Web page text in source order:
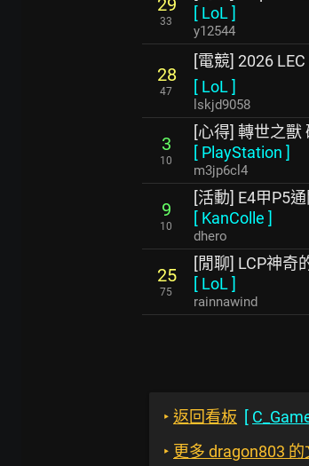
29
33
[ LoL ]
y12544
28
47
[電競] 2026
[ LoL ]
lskjd9058
3
10
[心得] 轉世之獸
[ PlayStation ]
m3jp6cl4
9
10
[活動] E4甲P5
[ KanColle ]
dhero
25
75
[閒聊] LCP神奇
[ LoL ]
rainnawind
‣ 返回看板 [
‣ 更多 dragon803 的